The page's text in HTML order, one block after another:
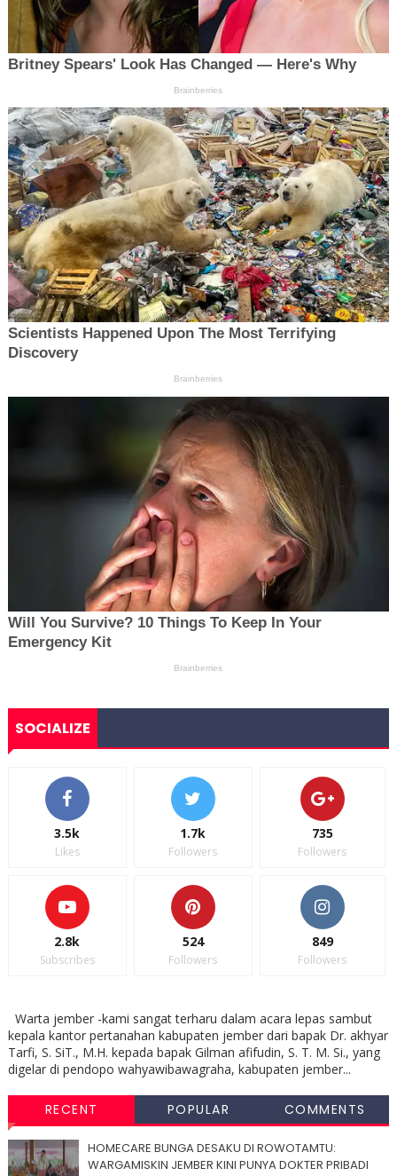
SOCIALIZE
3.5k
Likes
1.7k
Followers
735
Followers
2.8k
Subscribes
524
Followers
849
Followers
Warta jember -kami sangat terharu dalam acara lepas sambut
kepala kantor pertanahan kabupaten jember dari bapak Dr. akhyar
Tarfi, S. SiT., M.H. kepada bapak Gilman afifudin, S. T. M. Si., yang
digelar di pendopo wahyawibawagraha, kabupaten jember...
RECENT POPULAR COMMENTS
HOMECARE BUNGA DESAKU DI ROWOTAMTU:
WARGAMISKIN JEMBER KINI PUNYA DOKTER PRIBADI